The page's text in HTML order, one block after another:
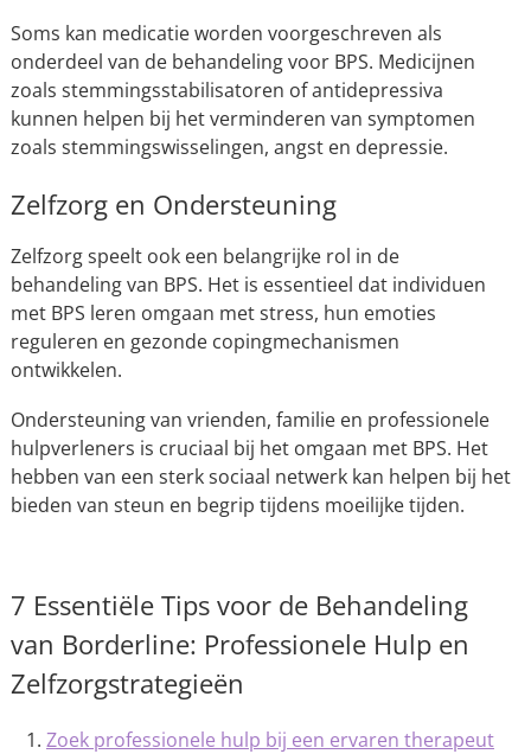
Soms kan medicatie worden voorgeschreven als
onderdeel van de behandeling voor BPS. Medicijnen
zoals stemmingsstabilisatoren of antidepressiva
kunnen helpen bij het verminderen van symptomen
zoals stemmingswisselingen, angst en depressie.
Zelfzorg en Ondersteuning
Zelfzorg speelt ook een belangrijke rol in de
behandeling van BPS. Het is essentieel dat individuen
met BPS leren omgaan met stress, hun emoties
reguleren en gezonde copingmechanismen
ontwikkelen.
Ondersteuning van vrienden, familie en professionele
hulpverleners is cruciaal bij het omgaan met BPS. Het
hebben van een sterk sociaal netwerk kan helpen bij het
bieden van steun en begrip tijdens moeilijke tijden.
7 Essentiële Tips voor de Behandeling
van Borderline: Professionele Hulp en
Zelfzorgstrategieën
Zoek professionele hulp bij een ervaren therapeut